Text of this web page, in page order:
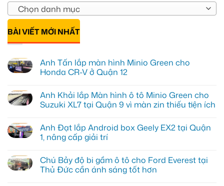
Chọn danh mục
BÀI VIẾT MỚI NHẤT
Anh Tấn lắp màn hình Minio Green cho
Honda CR-V ở Quận 12
bình
luận
ở
lắp
màn
hình
cho
Honda
CR-
Anh Khải lắp Màn hình ô tô Minio Green cho
Suzuki XL7 tại Quận 9 vì màn zin thiếu tiện ích
bình
luận
ở
lắp
Màn
hình
Anh Đạt lắp Android box Geely EX2 tại Quận
1, nâng cấp giải trí
bình
luận
ở
Chú Bảy độ bi gầm ô tô cho Ford Everest tại
Thủ Đức cần ánh sáng tốt hơn